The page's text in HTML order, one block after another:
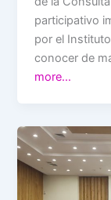
participativo
por el
conocer de
more…